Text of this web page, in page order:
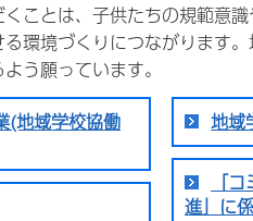
ことは、子供たちの規範意
環境づくりにつながります
う願っています。
(地域学校協働
地域
「
進」に